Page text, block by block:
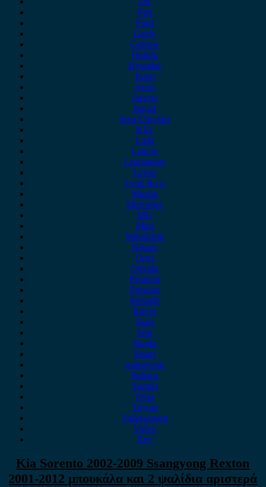
Fiat
Ford
Geely
Gonow
Honda
Hyundai
Isuzu
iveco
Jaecoo
Jaguar
Jeep Chrysler
KIA
Lada
Lancia
Leapmotor
Lexus
Lynk & co
Mazda
Mercedes
MG
Mini
Mitsubishi
Nissan
Opel
Omoda
Peugeot
Porsche
Renault
Rover
Saab
Seat
Skoda
Smart
ssangyong
Subaru
Suzuki
Tesla
Toyota
Volkswagen
Volvo
Xev
Kia Sorento 2002-2009 Ssangyong Rexton
2001-2012 μπουκάλα και 2 ψαλίδια αριστερά